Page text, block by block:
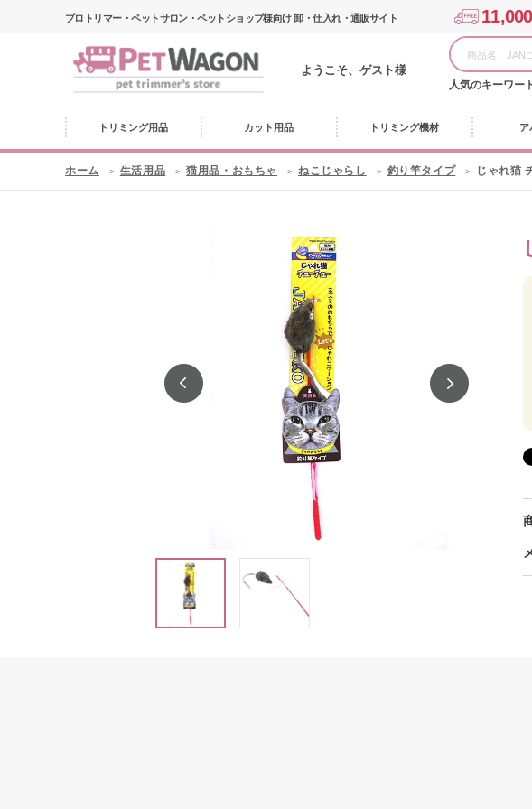
プロトリマー・ペットサロン・ペットショップ様向け 卸・仕入れ・通販サイト 11,000
ようこそ、ゲスト様
人気のキーワー
トリミング用品 カット用品 トリミング機材 ア
ホーム 生活用品 猫用品・おもちゃ ねこじゃらし 釣り竿タイプ じゃれ猫